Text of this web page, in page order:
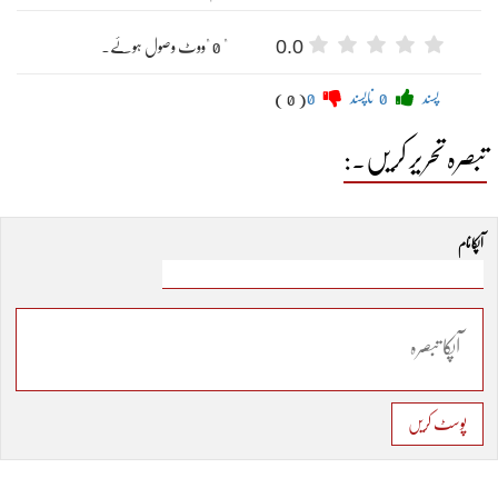
0.0 " 0 "ووٹ وصول ہوئے۔
پسند ناپسند ( 0 )
تبصرہ تحریر کریں۔:
آپکا نام
پوسٹ کریں